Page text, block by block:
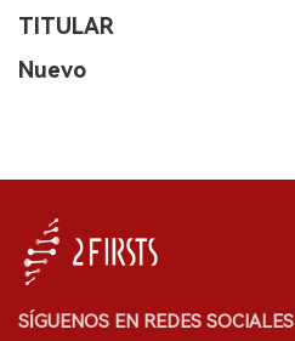
TITULAR
Nuevo
SÍGUENOS EN REDES SOCIALES